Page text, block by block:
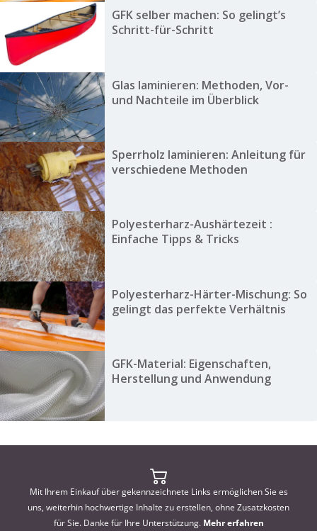
GFK selber machen: So gelingt’s
Schritt-für-Schritt
Glas laminieren: Methoden, Vor-
und Nachteile im Überblick
Sperrholz laminieren: Anleitung für
verschiedene Methoden
Polyesterharz-Aushärtezeit :
Einfache Tipps & Tricks
Polyesterharz-Härter-Mischung: So
gelingt das perfekte Verhältnis
GFK-Material: Eigenschaften,
Herstellung und Anwendung
Mit Ihrem Einkauf über gekennzeichnete Links ermöglichen Sie es
uns, weiterhin hochwertige Inhalte zu erstellen, ohne Zusatzkosten
für Sie. Danke für Ihre Unterstützung. Mehr erfahren